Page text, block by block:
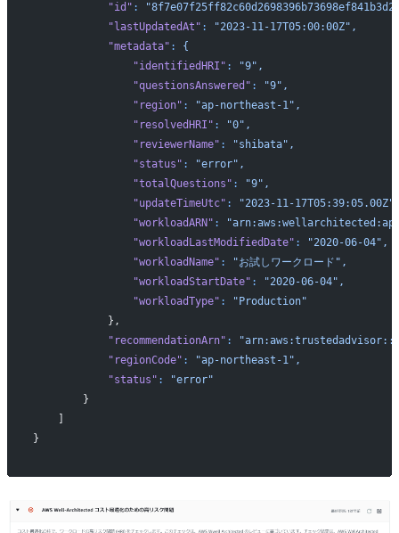
            "id"
:
            "lastUpdatedAt"
:
"2023-11-17T05:00:00Z",
            "metadata"
:
{
                "identifiedHRI"
:
"9",
                "questionsAnswered"
:
"9",
                "region"
:
"ap-northeast-1",
                "resolvedHRI"
:
"0",
                "reviewerName"
:
"shibata",
                "status"
:
"error",
                "totalQuestions"
:
"9",
                "updateTimeUtc"
:
"2023-11-
                "workloadARN"
:
"arn:aws:wellarchitected:ap-
                "workloadLastModifiedDate"
:
"2020-06-04",
                "workloadName"
:
"お試しワークロード",
                "workloadStartDate"
:
"2020-06-04",
                "workloadType"
:
"Production"
            },
            "recommendationArn"
:
            "regionCode"
:
"ap-northeast-1",
            "status"
:
"error"
        }
    ]
}